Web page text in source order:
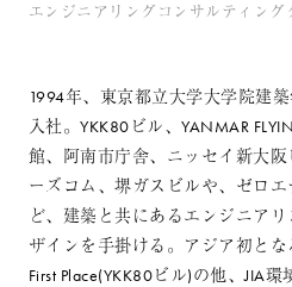
エンジニアリングコンサルティング
1994年、東京都立大学大学院建
入社。YKK80ビル、YANMAR
館、阿南市庁舎、ニッセイ新大
ーズコム、堺ガスビルや、ゼロ
ど、建築と共にあるエンジニア
ザインを手掛ける。アジア初とな
First Place(YKK80ビル)の他、JIA